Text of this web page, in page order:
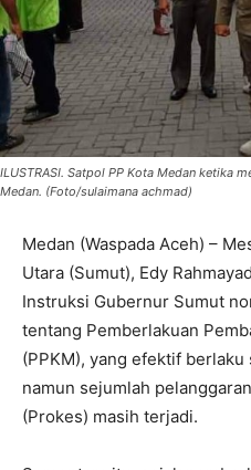
ILUSTRASI. Satpol PP Kota Medan ketika
Medan. (Foto/sulaimana achmad)
Medan (Waspada Aceh) –
Utara (Sumut), Edy
Instruksi Gubernur Sumut
tentang Pemberlakuan
(PPKM), yang efektif berlaku
namun sejumlah
(Prokes) masih terjadi.